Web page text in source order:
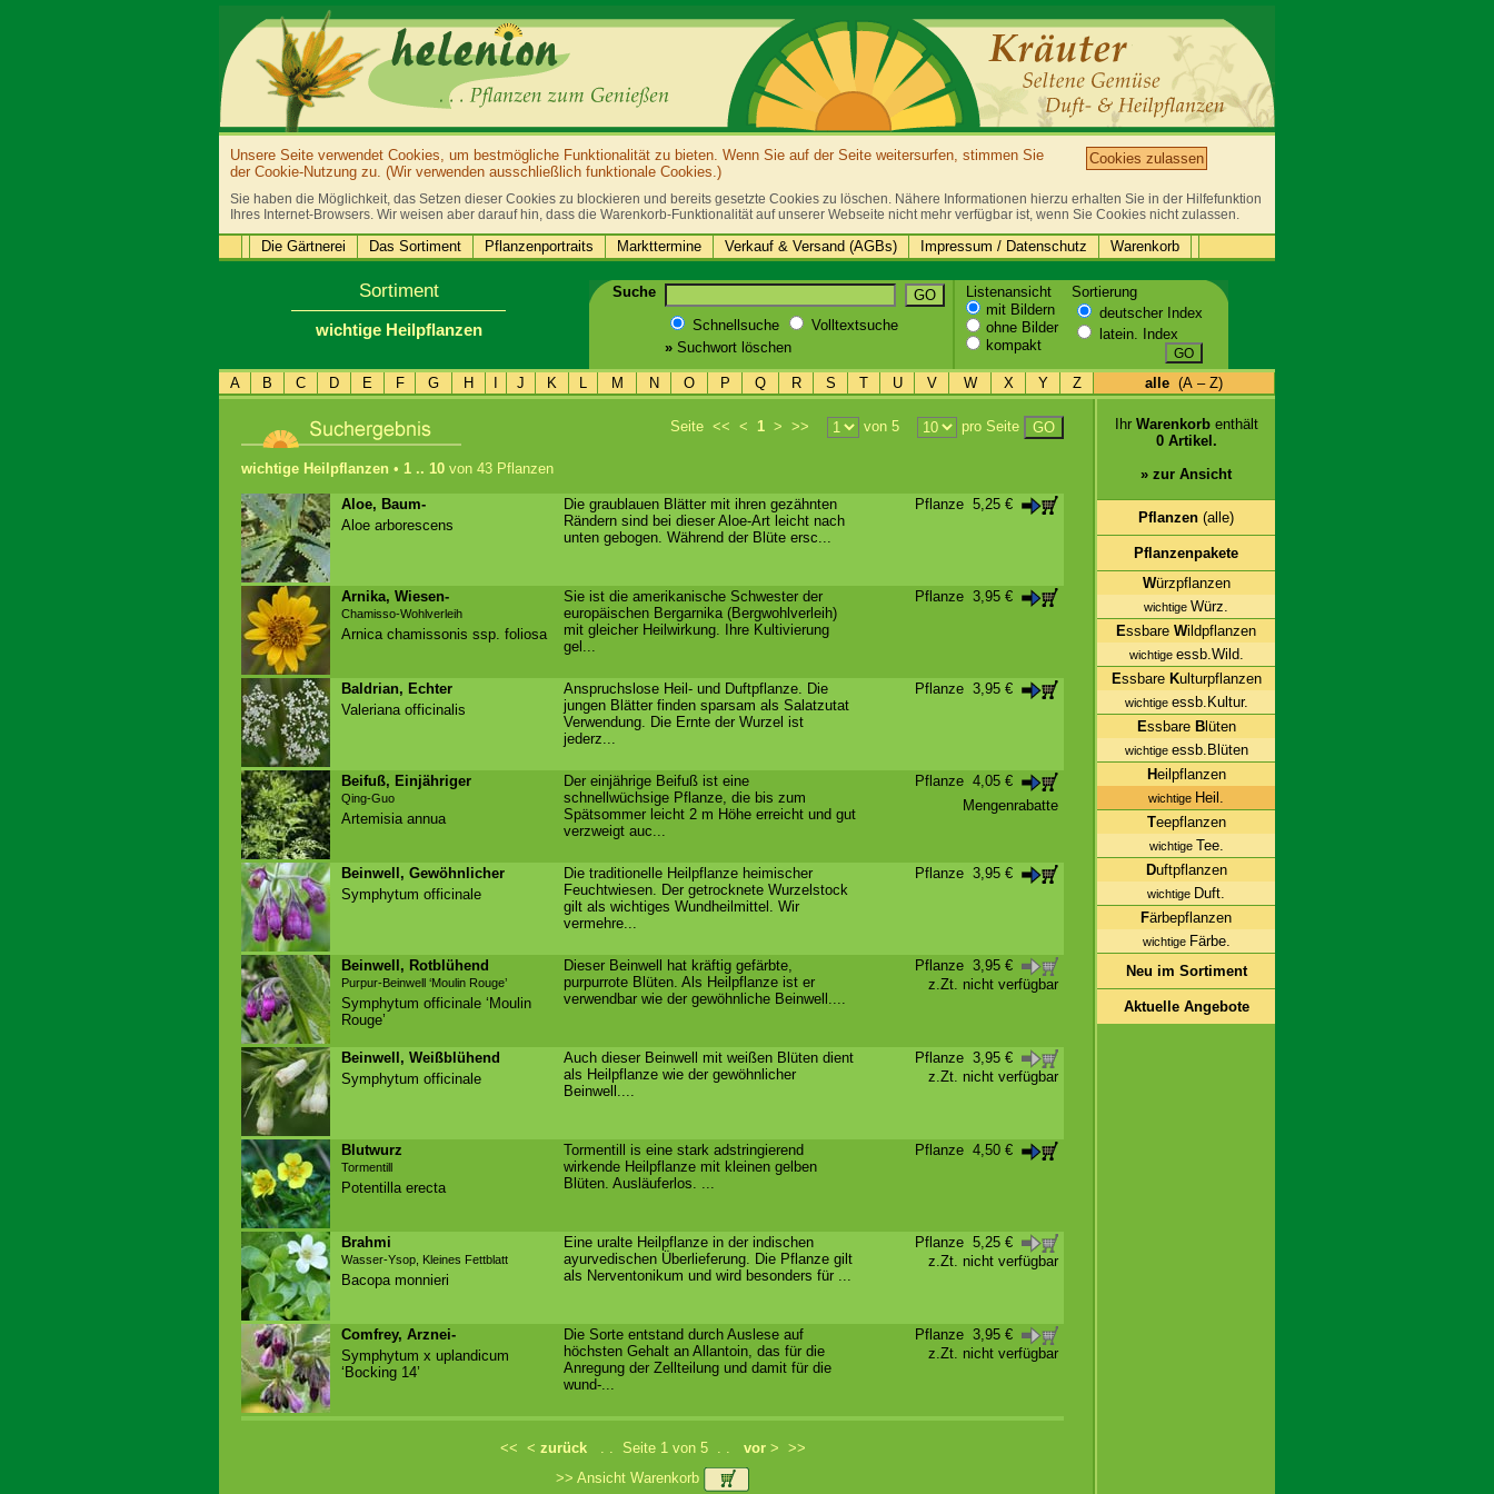
Unsere Seite verwendet Cookies, um bestmögliche Funktionalität zu bieten. Wenn Sie auf der Seite weitersurfen, stimmen Sie
der Cookie-Nutzung zu. (Wir verwenden ausschließlich funktionale Cookies.)
Cookies zulassen
Sie haben die Möglichkeit, das Setzen dieser Cookies zu blockieren und bereits gesetzte Cookies zu löschen. Nähere Informationen hierzu erhalten Sie in der Hilfefunktion
Ihres Internet-Browsers. Wir weisen aber darauf hin, dass die Warenkorb-Funktionalität auf unserer Webseite nicht mehr verfügbar ist, wenn Sie Cookies nicht zulassen.
Die Gärtnerei Das Sortiment Pflanzenportraits Markttermine Verkauf & Versand (AGBs) Impressum / Datenschutz Warenkorb
Sortiment
wichtige Heilpflanzen
Suche
GO
Schnellsuche
Volltextsuche
» Suchwort löschen
Listenansicht
mit Bildern
ohne Bilder
kompakt
Sortierung
deutscher Index
latein. Index
GO
A B C D E F G H J K L M N O P Q R S T U V W X Y Z alle (A – Z)
Seite << < 1 > >> von 5 pro Seite GO
wichtige Heilpflanzen • 1 .. 10 von 43 Pflanzen
Aloe, Baum-
Aloe arborescens
Die graublauen Blätter mit ihren gezähnten
Rändern sind bei dieser Aloe-Art leicht nach
unten gebogen. Während der Blüte ersc...
Pflanze 5,25 €
Arnika, Wiesen-
Chamisso-Wohlverleih
Arnica chamissonis ssp. foliosa
Sie ist die amerikanische Schwester der
europäischen Bergarnika (Bergwohlverleih)
mit gleicher Heilwirkung. Ihre Kultivierung
gel...
Pflanze 3,95 €
Baldrian, Echter
Valeriana officinalis
Anspruchslose Heil- und Duftpflanze. Die
jungen Blätter finden sparsam als Salatzutat
Verwendung. Die Ernte der Wurzel ist
jederz...
Pflanze 3,95 €
Beifuß, Einjähriger
Qing-Guo
Artemisia annua
Der einjährige Beifuß ist eine
schnellwüchsige Pflanze, die bis zum
Spätsommer leicht 2 m Höhe erreicht und gut
verzweigt auc...
Pflanze 4,05 €
Mengenrabatte
Beinwell, Gewöhnlicher
Symphytum officinale
Die traditionelle Heilpflanze heimischer
Feuchtwiesen. Der getrocknete Wurzelstock
gilt als wichtiges Wundheilmittel. Wir
vermehre...
Pflanze 3,95 €
Beinwell, Rotblühend
Purpur-Beinwell ‘Moulin Rouge’
Symphytum officinale ‘Moulin
Rouge’
Dieser Beinwell hat kräftig gefärbte,
purpurrote Blüten. Als Heilpflanze ist er
verwendbar wie der gewöhnliche Beinwell....
Pflanze 3,95 €
z.Zt. nicht verfügbar
Beinwell, Weißblühend
Symphytum officinale
Auch dieser Beinwell mit weißen Blüten dient
als Heilpflanze wie der gewöhnlicher
Beinwell....
Pflanze 3,95 €
z.Zt. nicht verfügbar
Blutwurz
Tormentill
Potentilla erecta
Tormentill is eine stark adstringierend
wirkende Heilpflanze mit kleinen gelben
Blüten. Ausläuferlos. ...
Pflanze 4,50 €
Brahmi
Wasser-Ysop, Kleines Fettblatt
Bacopa monnieri
Eine uralte Heilpflanze in der indischen
ayurvedischen Überlieferung. Die Pflanze gilt
als Nerventonikum und wird besonders für ...
Pflanze 5,25 €
z.Zt. nicht verfügbar
Comfrey, Arznei-
Symphytum x uplandicum
‘Bocking 14’
Die Sorte entstand durch Auslese auf
höchsten Gehalt an Allantoin, das für die
Anregung der Zellteilung und damit für die
wund-...
Pflanze 3,95 €
z.Zt. nicht verfügbar
<< < zurück. . Seite 1 von 5 . . vor> >>
>> Ansicht Warenkorb
Ihr Warenkorbenthält
0 Artikel.
» zur Ansicht
Pflanzen (alle)
Pflanzenpakete
Würzpflanzen
wichtige Würz.
Essbare Wildpflanzen
wichtige essb.Wild.
Essbare Kulturpflanzen
wichtige essb.Kultur.
Essbare Blüten
wichtige essb.Blüten
Heilpflanzen
wichtige Heil.
Teepflanzen
wichtige Tee.
Duftpflanzen
wichtige Duft.
Färbepflanzen
wichtige Färbe.
Neu im Sortiment
Aktuelle Angebote